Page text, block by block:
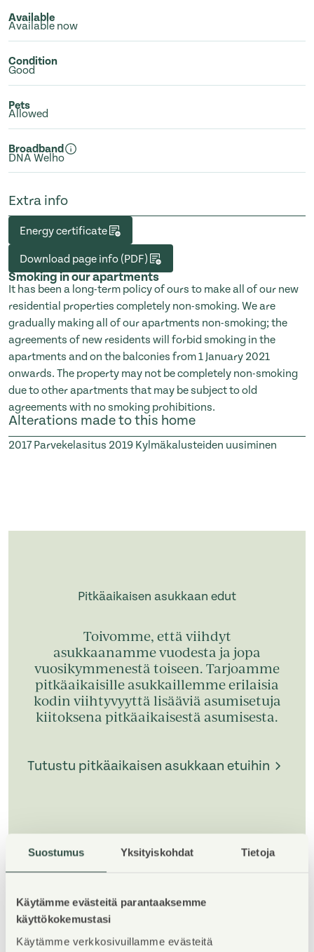
Suostumus Yksityiskohdat Tietoja
Käytämme evästeitä parantaaksemme
käyttökokemustasi
Käytämme verkkosivuillamme evästeitä
Available
Available now
Condition
Good
Pets
Allowed
Broadband
DNA Welho
Extra info
Energy certificate
Download page info (PDF)
Smoking in our apartments
It has been a long-term policy of ours to make all of our new
residential properties completely non-smoking. We are
gradually making all of our apartments non-smoking; the
agreements of new residents will forbid smoking in the
apartments and on the balconies from 1 January 2021
onwards. The property may not be completely non-smoking
due to other apartments that may be subject to old
agreements with no smoking prohibitions.
Alterations made to this home
2017 Parvekelasitus 2019 Kylmäkalusteiden uusiminen
Pitkäaikaisen asukkaan edut
Toivomme, että viihdyt
asukkaanamme vuodesta ja jopa
vuosikymmenestä toiseen. Tarjoamme
pitkäaikaisille asukkaillemme erilaisia
kodin viihtyvyyttä lisääviä asumisetuja
kiitoksena pitkäaikaisestä asumisesta.
Tutustu pitkäaikaisen asukkaan etuihin